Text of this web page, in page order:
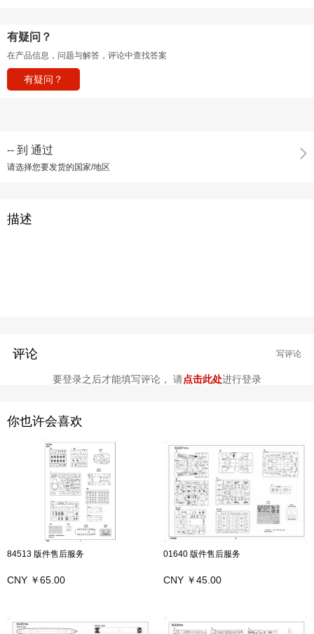
有疑问？
在产品信息，问题与解答，评论中查找答案
有疑问？
-- 到 通过
请选择您要发货的国家/地区
描述
评论 写评论
要登录之后才能填写评论， 请点击此处进行登录
你也许会喜欢
84513 版件售后服务
CNY ￥65.00
01640 版件售后服务
CNY ￥45.00